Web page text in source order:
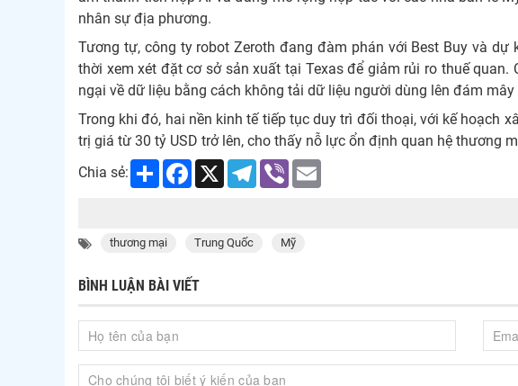
nhân sự địa phương.
Tương tự, công ty robot Zeroth đang đàm phán với Best Buy và
thời xem xét đặt cơ sở sản xuất tại Texas để giảm rủi ro thuế
ngại về dữ liệu bằng cách không tải dữ liệu người dùng lên đám
Trong khi đó, hai nền kinh tế tiếp tục duy trì đối thoại, với kế hoạch
trị giá từ 30 tỷ USD trở lên, cho thấy nỗ lực ổn định quan hệ thương
Chia sẻ:
Share Facebook
X Telegram
Viber
thương mại Trung Quốc Mỹ
BÌNH LUẬN BÀI VIẾT